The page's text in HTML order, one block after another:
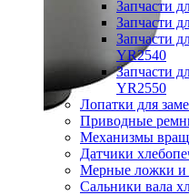
Запчасти
Запчасти
Запчасти
YR2540
Запчасти
YR2550
Лопатки для
Приводные
Механизмы
Датчики
Мерные ложки и
Сальники вала